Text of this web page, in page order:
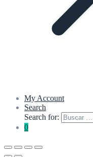
My Account
Search
Search for:
0